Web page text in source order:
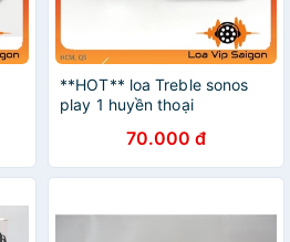
**HOT** loa Treble sonos
play 1 huyền thoại
70.000 đ